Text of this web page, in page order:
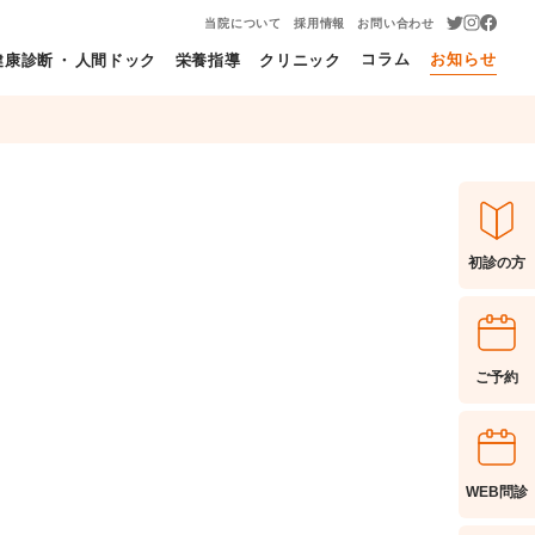
康診断 ・ 人間ドック 栄養指導 クリニック コラム お知らせ
当院について 採用情報 お問い合わせ
初診の方
ご予約
WEB問診